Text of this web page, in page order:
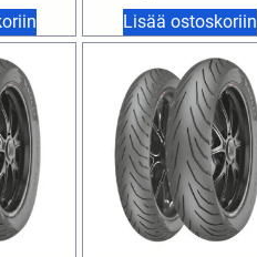
Lisää ostoskoriin